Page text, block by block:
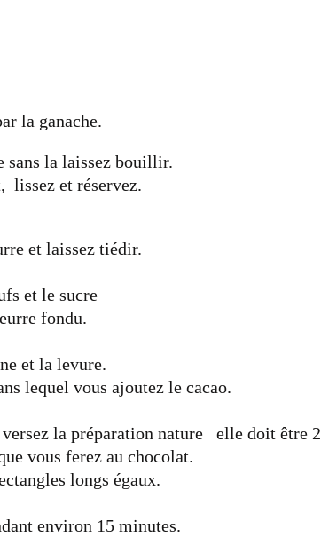
la ganache.
sans la laissez bouillir.
lissez et réservez.
et laissez tiédir.
et le sucre
fondu.
et la levure.
lequel vous ajoutez le cacao.
versez la préparation nature elle doit être 2
vous ferez au chocolat.
longs égaux.
environ 15 minutes.